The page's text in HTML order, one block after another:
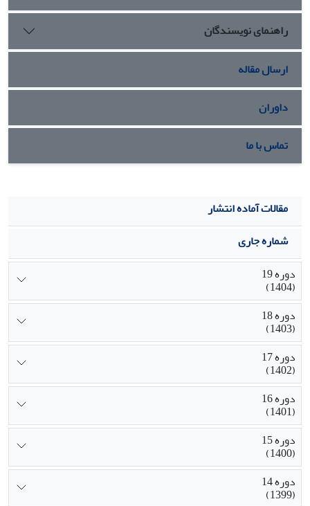
عمل‌کردن، و نهادینه‌نشدن مفهوم بحران و سانحه توضیح داد. در
مجموع، دلالت یافته‌ها بر این است که سمن‌های مدیریت بحران،
به‌معنای واقعی، در مدیریت بحران مؤثر نیستند.
راهنمای نویسندگان
ارسال مقاله
داوران
تماس با ما
مقالات آماده انتشار
شماره جاری
دوره 19
(1404)
دوره 18
(1403)
دوره 17
(1402)
دوره 16
(1401)
دوره 15
(1400)
دوره 14
(1399)